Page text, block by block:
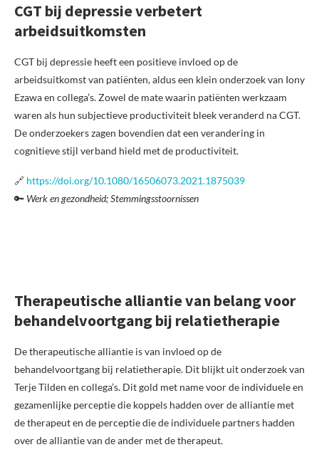
CGT bij depressie verbetert
arbeidsuitkomsten
CGT bij depressie heeft een positieve invloed op de
arbeidsuitkomst van patiënten, aldus een klein onderzoek van Iony
Ezawa en collega’s. Zowel de mate waarin patiënten werkzaam
waren als hun subjectieve productiviteit bleek veranderd na CGT.
De onderzoekers zagen bovendien dat een verandering in
cognitieve stijl verband hield met de productiviteit.
🔗 https://doi.org/10.1080/16506073.2021.1875039
🔑 Werk en gezondheid; Stemmingsstoornissen
Therapeutische alliantie van belang voor
behandelvoortgang bij relatietherapie
De therapeutische alliantie is van invloed op de
behandelvoortgang bij relatietherapie. Dit blijkt uit onderzoek van
Terje Tilden en collega’s. Dit gold met name voor de individuele en
gezamenlijke perceptie die koppels hadden over de alliantie met
de therapeut en de perceptie die de individuele partners hadden
over de alliantie van de ander met de therapeut.